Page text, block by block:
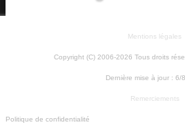
Mentions légales
Copyright (C) 2006-2026 Tous droits
Dernière mise à jour : 6/
Remerciements
Politique de confidentialité